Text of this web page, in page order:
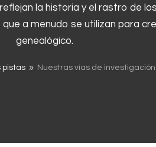
la historia y el rastro de
a menudo se utilizan para
genealógico.
pistas 9 Nuestras vías de investigación